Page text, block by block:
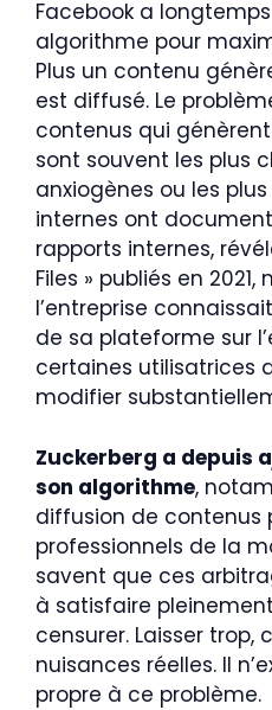
Facebook a
algorithme pour
Plus un contenu
est diffusé. Le
contenus qui
sont souvent les plus
anxiogènes ou les
internes ont
rapports internes,
Files » publiés en
l’entreprise
de sa plateforme sur
certaines utilisatrices
modifier
Zuckerberg a depuis
son algorithme,
diffusion de contenus
professionnels de la
savent que ces
à satisfaire
censurer. Laisser trop,
nuisances réelles. Il
propre à ce problème.